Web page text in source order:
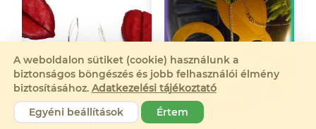
Kör hegyikristállyal, női 11 színben Fülbevaló,
A weboldalon sütiket (cookie) használunk a
biztonságos böngészés és jobb felhasználói élmény
biztosításához. Adatkezelési tájékoztató
Egyéni beállítások
Értem